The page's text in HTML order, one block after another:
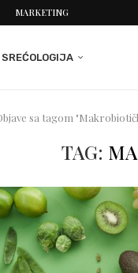
MARKETING
SREĆOLOGIJA
sa tagom
TAG: